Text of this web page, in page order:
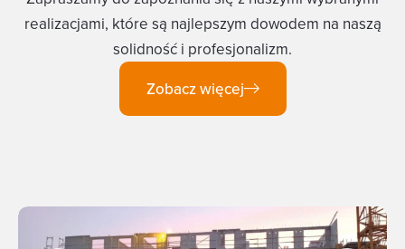
realizacjami, które są najlepszym dowodem na naszą
solidność i profesjonalizm.
Zobacz więcej